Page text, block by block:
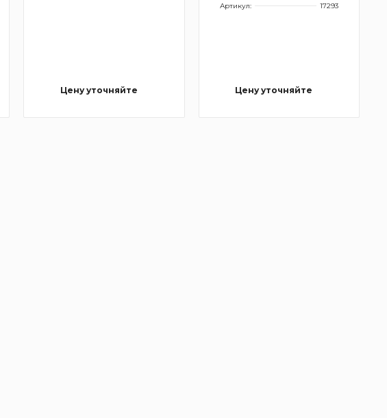
Цену уточняйте
Артикул:
17293
Цену уточняйте